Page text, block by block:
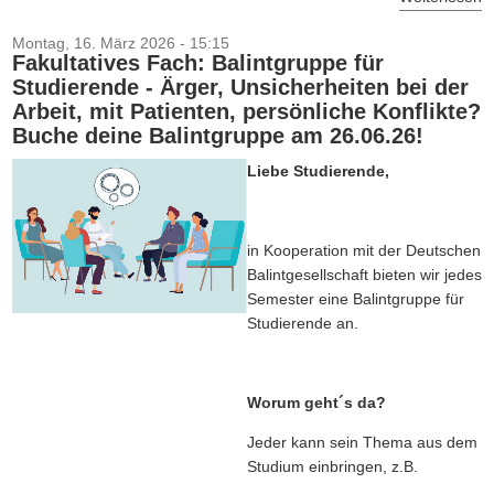
Montag, 16. März 2026 - 15:15
Fakultatives Fach: Balintgruppe für
Studierende - Ärger, Unsicherheiten bei der
Arbeit, mit Patienten, persönliche Konflikte?
Buche deine Balintgruppe am 26.06.26!
Liebe Studierende,
in Kooperation mit der Deutschen
Balintgesellschaft bieten wir jedes
Semester eine Balintgruppe für
Studierende an.
Worum geht´s da?
Jeder kann sein Thema aus dem
Studium einbringen, z.B.